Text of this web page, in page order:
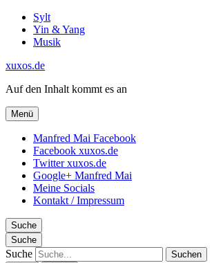
Sylt
Yin & Yang
Musik
xuxos.de
Auf den Inhalt kommt es an
Menü
Manfred Mai Facebook
Facebook xuxos.de
Twitter xuxos.de
Google+ Manfred Mai
Meine Socials
Kontakt / Impressum
Suche
Suche
Suche